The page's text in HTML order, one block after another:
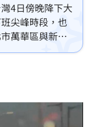
4日傍晚降下大
尖峰時段，也
萬華區與新北
成不少機車騎